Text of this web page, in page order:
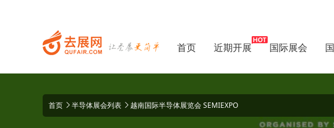
首页 近期开展 国际展会
首页 半导体展会列表 越南国际半导体展览会 SEMIEXPO